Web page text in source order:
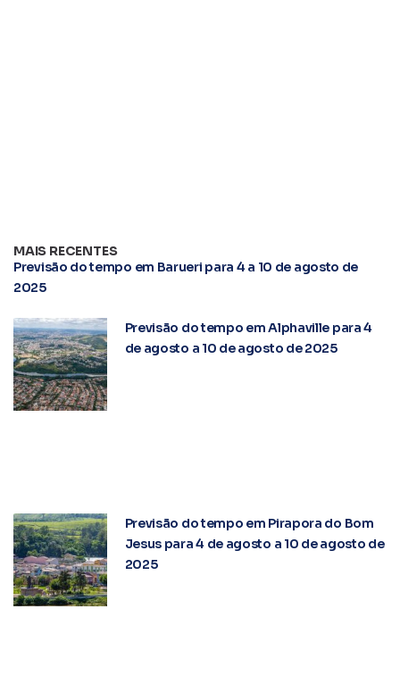
MAIS RECENTES
Previsão do tempo em Barueri para 4 a 10 de agosto de
2025
Previsão do tempo em Alphaville para 4
de agosto a 10 de agosto de 2025
Previsão do tempo em Pirapora do Bom
Jesus para 4 de agosto a 10 de agosto de
2025